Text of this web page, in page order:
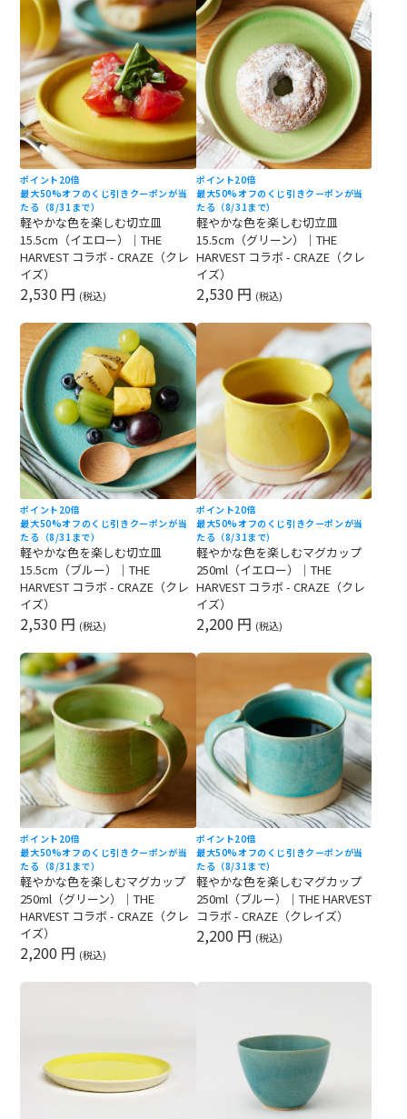
ポイント20倍
最大50%オフのくじ引きクーポンが当
たる（8/31まで）
軽やかな色を楽しむ切立皿
15.5cm（イエロー）｜THE
HARVEST コラボ - CRAZE（クレ
イズ）
2,530 円 (税込)
ポイント20倍
最大50%オフのくじ引きクーポンが当
たる（8/31まで）
軽やかな色を楽しむ切立皿
15.5cm（グリーン）｜THE
HARVEST コラボ - CRAZE（クレ
イズ）
2,530 円 (税込)
ポイント20倍
最大50%オフのくじ引きクーポンが当
たる（8/31まで）
軽やかな色を楽しむ切立皿
15.5cm（ブルー）｜THE
HARVEST コラボ - CRAZE（クレ
イズ）
2,530 円 (税込)
ポイント20倍
最大50%オフのくじ引きクーポンが当
たる（8/31まで）
軽やかな色を楽しむマグカップ
250ml（イエロー）｜THE
HARVEST コラボ - CRAZE（クレ
イズ）
2,200 円 (税込)
ポイント20倍
最大50%オフのくじ引きクーポンが当
たる（8/31まで）
軽やかな色を楽しむマグカップ
250ml（グリーン）｜THE
HARVEST コラボ - CRAZE（クレ
イズ）
2,200 円 (税込)
ポイント20倍
最大50%オフのくじ引きクーポンが当
たる（8/31まで）
軽やかな色を楽しむマグカップ
250ml（ブルー）｜THE HARVEST
コラボ - CRAZE（クレイズ）
2,200 円 (税込)